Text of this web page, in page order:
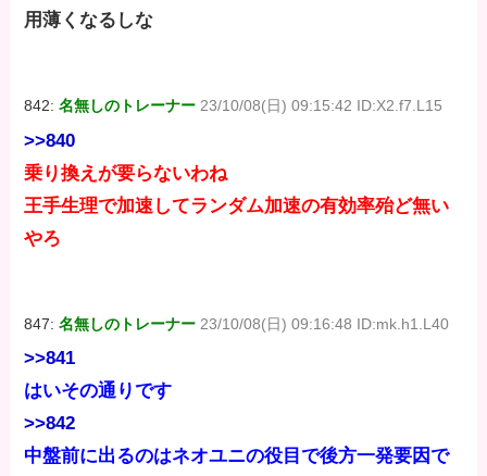
用薄くなるしな
842:名無しのトレーナー 23/10/08(日) 09:15:42 ID:X2.f7.L15
>>840
乗り換えが要らないわね
王手生理で加速してランダム加速の有効率殆ど無い
やろ
847:名無しのトレーナー 23/10/08(日) 09:16:48 ID:mk.h1.L40
>>841
はいその通りです
>>842
中盤前に出るのはネオユニの役目で後方一発要因で